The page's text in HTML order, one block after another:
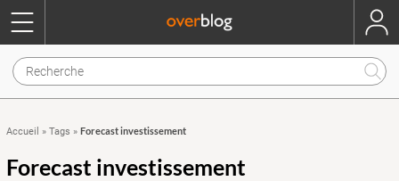
Accueil » Tags » Forecast investissement
Forecast investissement